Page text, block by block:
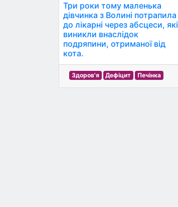
Три роки тому маленька
дівчинка з Волині потрапила
до лікарні через абсцеси, які
виникли внаслідок
подряпини, отриманої від
кота.
Здоров'я Дефіцит Печінка